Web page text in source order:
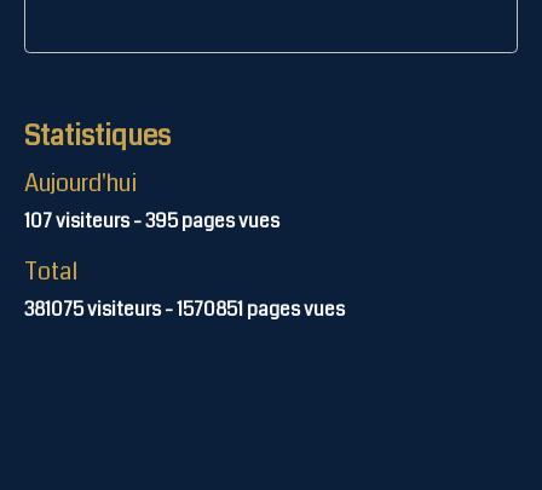
Statistiques
Aujourd'hui
107visiteurs -395pages vues
Total
381075visiteurs -1570851pages vues